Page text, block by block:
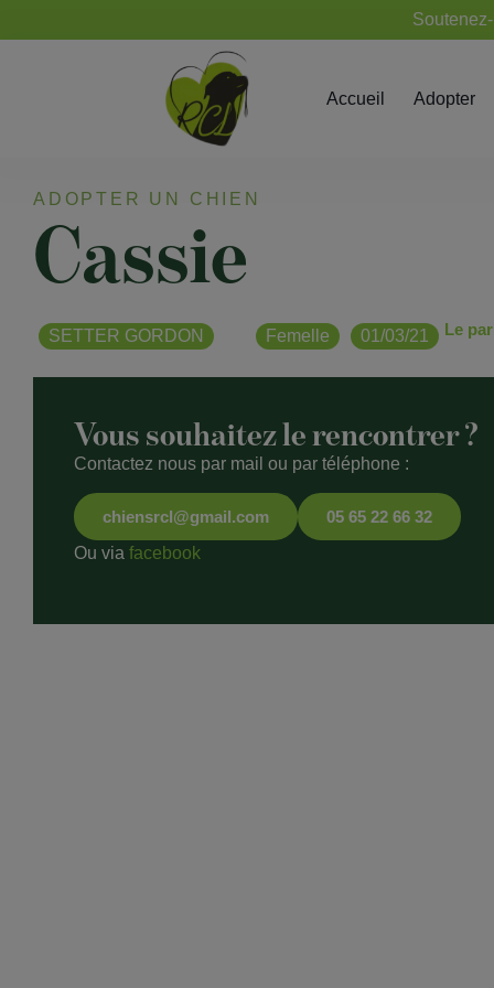
Accueil Adopter
ADOPTER UN CHIEN
Cassie
SETTER GORDON Femelle 01/03/21 Le
Vous souhaitez le rencontrer ?
Contactez nous par mail ou par téléphone :
chiensrcl@gmail.com
05 65 22 66 32
Ou via facebook